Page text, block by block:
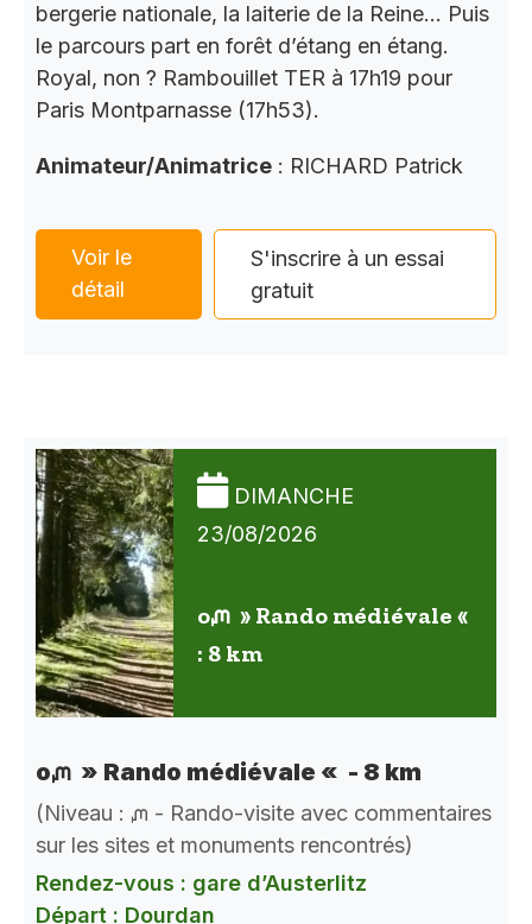
bergerie nationale, la laiterie de la Reine… Puis
le parcours part en forêt d’étang en étang.
Royal, non ? Rambouillet TER à 17h19 pour
Paris Montparnasse (17h53).
Animateur/Animatrice : RICHARD Patrick
Voir le
détail
S'inscrire à un essai
gratuit
DIMANCHE
23/08/2026
oᘻ » Rando médiévale «
: 8 km
oᘻ » Rando médiévale « - 8 km
(Niveau : ᘻ - Rando-visite avec commentaires
sur les sites et monuments rencontrés)
Rendez-vous : gare d’Austerlitz
Départ : Dourdan